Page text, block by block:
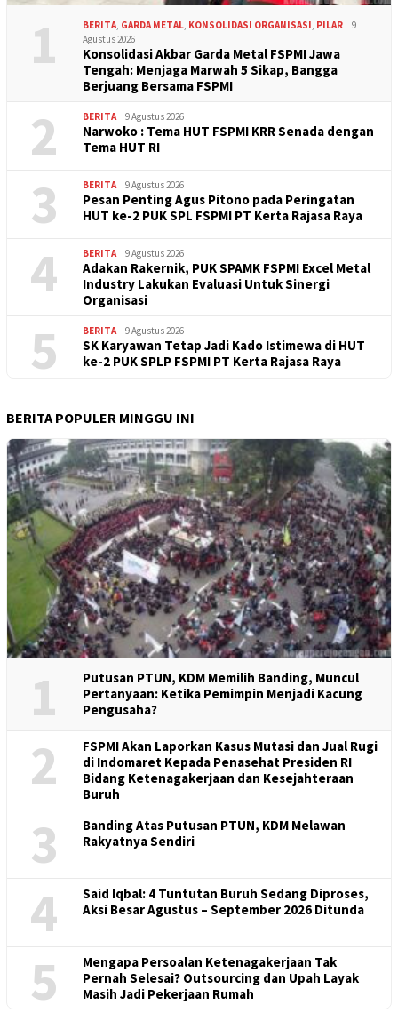
1 BERITA GARDA METAL KONSOLIDASI ORGANISASI PILAR
9
Agustus 2026
Konsolidasi Akbar Garda Metal FSPMI Jawa
Tengah: Menjaga Marwah 5 Sikap, Bangga
Berjuang Bersama FSPMI
2 BERITA 9 Agustus 2026
Narwoko : Tema HUT FSPMI KRR Senada dengan
Tema HUT RI
3 BERITA 9 Agustus 2026
Pesan Penting Agus Pitono pada Peringatan
HUT ke-2 PUK SPL FSPMI PT Kerta Rajasa Raya
4 BERITA 9 Agustus 2026
Adakan Rakernik, PUK SPAMK FSPMI Excel Metal
Industry Lakukan Evaluasi Untuk Sinergi
Organisasi
5 BERITA 9 Agustus 2026
SK Karyawan Tetap Jadi Kado Istimewa di HUT
ke-2 PUK SPLP FSPMI PT Kerta Rajasa Raya
BERITA POPULER MINGGU INI
1
Putusan PTUN, KDM Memilih Banding, Muncul
Pertanyaan: Ketika Pemimpin Menjadi Kacung
Pengusaha?
2
FSPMI Akan Laporkan Kasus Mutasi dan Jual Rugi
di Indomaret Kepada Penasehat Presiden RI
Bidang Ketenagakerjaan dan Kesejahteraan
Buruh
3
Banding Atas Putusan PTUN, KDM Melawan
Rakyatnya Sendiri
4
Said Iqbal: 4 Tuntutan Buruh Sedang Diproses,
Aksi Besar Agustus – September 2026 Ditunda
5
Mengapa Persoalan Ketenagakerjaan Tak
Pernah Selesai? Outsourcing dan Upah Layak
Masih Jadi Pekerjaan Rumah